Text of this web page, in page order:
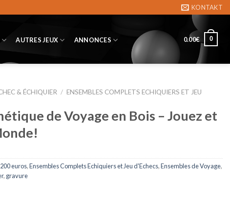
KONTAKT
AUTRES JEUX ANNONCES 0.00€ 0
& ÉCHIQUIER / ENSEMBLES COMPLETS ECHIQUIERS ET JEU
de Voyage en Bois – Jouez et
euros,Ensembles Complets Echiquiers et Jeu d'Echecs,Ensembles de Voyage,
, gravure